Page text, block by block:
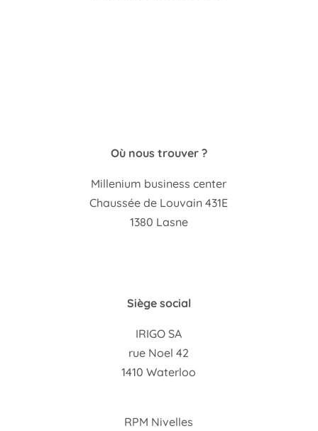
Où nous trouver ?
Millenium business center
Chaussée de Louvain 431E
1380 Lasne
Siège social
IRIGO SA
rue Noel 42
1410 Waterloo
RPM Nivelles